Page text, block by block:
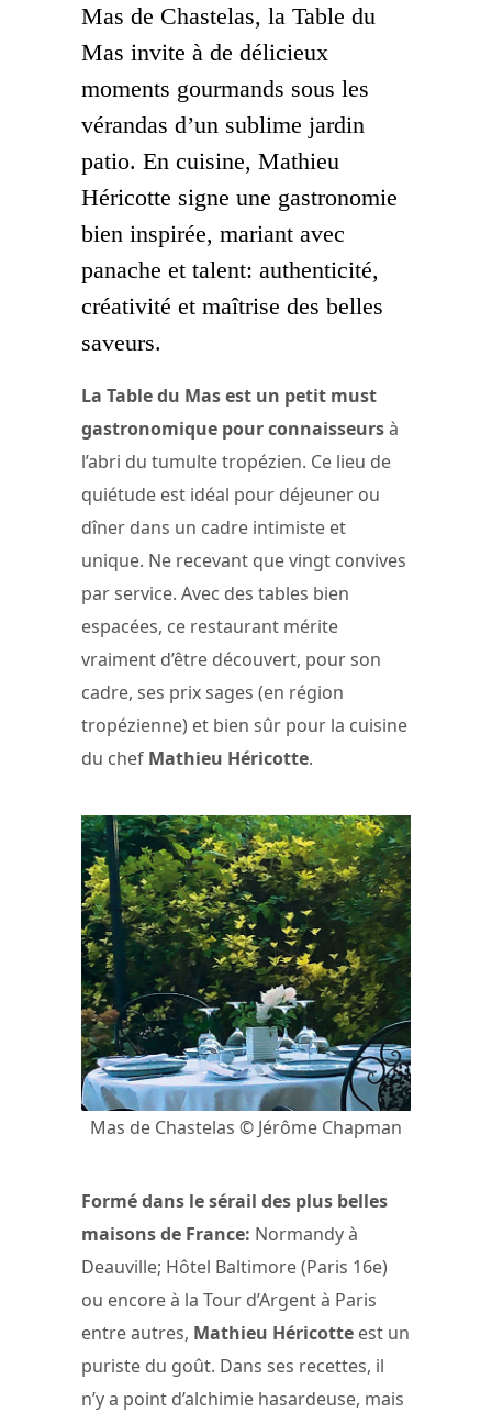
Mas de Chastelas, la Table du
Mas invite à de délicieux
moments gourmands sous les
vérandas d’un sublime jardin
patio. En cuisine, Mathieu
Héricotte signe une gastronomie
bien inspirée, mariant avec
panache et talent: authenticité,
créativité et maîtrise des belles
saveurs.
La Table du Mas est un petit must
gastronomique pour connaisseursà
l’abri du tumulte tropézien. Ce lieu de
quiétude est idéal pour déjeuner ou
dîner dans un cadre intimiste et
unique. Ne recevant que vingt convives
par service. Avec des tables bien
espacées, ce restaurant mérite
vraiment d’être découvert, pour son
cadre, ses prix sages (en région
tropézienne) et bien sûr pour la cuisine
du chef Mathieu Héricotte.
Mas de Chastelas © Jérôme Chapman
Formé dans le sérail des plus belles
maisons de France: Normandy à
Deauville; Hôtel Baltimore (Paris 16e)
ou encore à la Tour d’Argent à Paris
entre autres, Mathieu Héricotte est un
puriste du goût. Dans ses recettes, il
n’y a point d’alchimie hasardeuse, mais